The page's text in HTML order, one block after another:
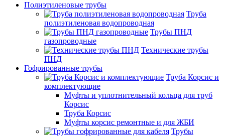
Полиэтиленовые трубы
Труба
полиэтиленовая водопроводная
Трубы ПНД
газопроводные
Технические трубы
ПНД
Гофрированные трубы
Труба Корсис и
комплектующие
Муфты и уплотнительный кольца для труб
Корсис
Труба Корсис
Муфты корсис ремонтные и для ЖБИ
Трубы